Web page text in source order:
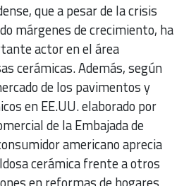
que a pesar de la crisis
márgenes de crecimiento, ha
actor en el área
cerámicas. Además, según
de los pavimentos y
en EE.UU. elaborado por
de la Embajada de
americano aprecia
cerámica frente a otros